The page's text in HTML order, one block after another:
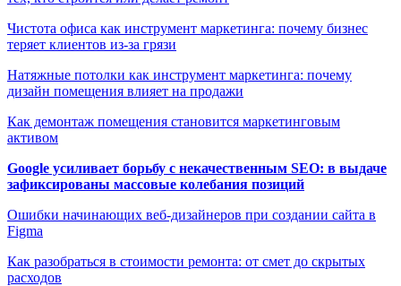
Чистота офиса как инструмент маркетинга: почему бизнес
теряет клиентов из-за грязи
Натяжные потолки как инструмент маркетинга: почему
дизайн помещения влияет на продажи
Как демонтаж помещения становится маркетинговым
активом
Google усиливает борьбу с некачественным SEO: в выдаче
зафиксированы массовые колебания позиций
Ошибки начинающих веб-дизайнеров при создании сайта в
Figma
Как разобраться в стоимости ремонта: от смет до скрытых
расходов